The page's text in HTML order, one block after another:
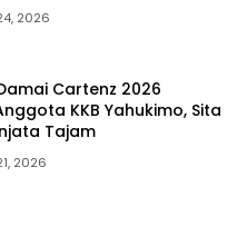
2026
Cartenz 2026
KKB Yahukimo, Sita
Tajam
2026